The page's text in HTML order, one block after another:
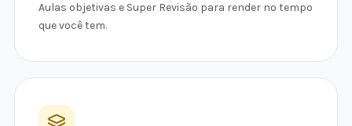
Aulas objetivas e Super Revisão para render no tempo
que você tem.